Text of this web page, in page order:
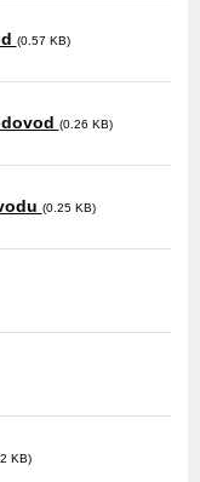
(0.57 KB)
(0.26 KB)
(0.25 KB)
KB)